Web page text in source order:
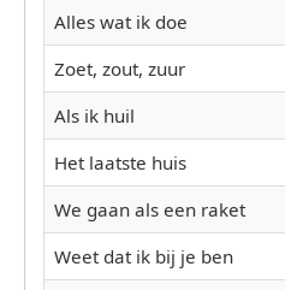
Alles wat ik doe
Zoet, zout, zuur
Als ik huil
Het laatste huis
We gaan als een raket
Weet dat ik bij je ben